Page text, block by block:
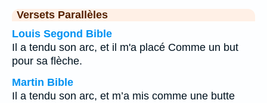
Versets Parallèles
Louis Segond Bible
Il a tendu son arc, et il m'a placé Comme un but
pour sa flèche.
Martin Bible
Il a tendu son arc, et m’a mis comme une butte